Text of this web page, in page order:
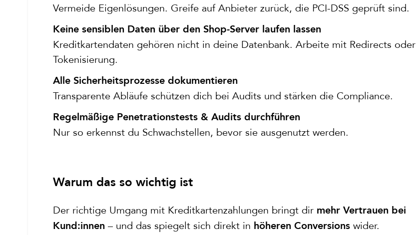
Vermeide Eigenlösungen. Greife auf Anbieter zurück, die PCI-DSS geprüft sind.
Keine sensiblen Daten über den Shop-Server laufen lassen
Kreditkartendaten gehören nicht in deine Datenbank. Arbeite mit Redirects oder
Tokenisierung.
Alle Sicherheitsprozesse dokumentieren
Transparente Abläufe schützen dich bei Audits und stärken die Compliance.
Regelmäßige Penetrationstests & Audits durchführen
Nur so erkennst du Schwachstellen, bevor sie ausgenutzt werden.
Warum das so wichtig ist
Der richtige Umgang mit Kreditkartenzahlungen bringt dir mehr Vertrauen bei
Kund:innen – und das spiegelt sich direkt in höheren Conversions wider.